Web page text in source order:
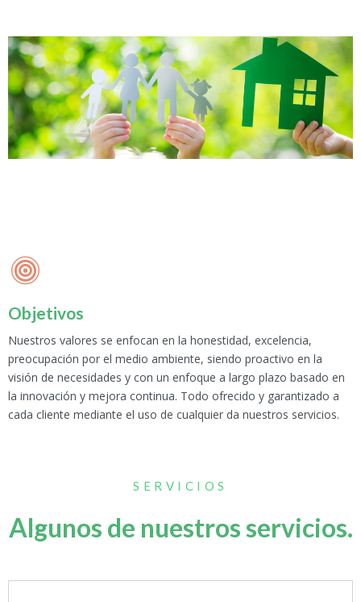
Objetivos
Nuestros valores se enfocan en la honestidad, excelencia,
preocupación por el medio ambiente, siendo proactivo en la
visión de necesidades y con un enfoque a largo plazo basado en
la innovación y mejora continua. Todo ofrecido y garantizado a
cada cliente mediante el uso de cualquier da nuestros servicios.
SERVICIOS
Algunos de nuestros servicios.